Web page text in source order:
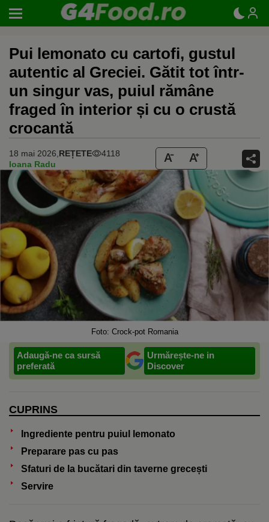
Pui lemonato cu cartofi, gustul
autentic al Greciei. Gătit tot într-
un singur vas, puiul rămâne
fraged în interior și cu o crustă
crocantă
18 mai 2026, REȚETE
4118
Ioana Radu
Foto: Crock-pot Romania
Adaugă-ne ca sursă
preferată
Urmărește-ne in
Discover
CUPRINS
Ingrediente pentru puiul lemonato
Preparare pas cu pas
Sfaturi de la bucătari din taverne grecești
Servire